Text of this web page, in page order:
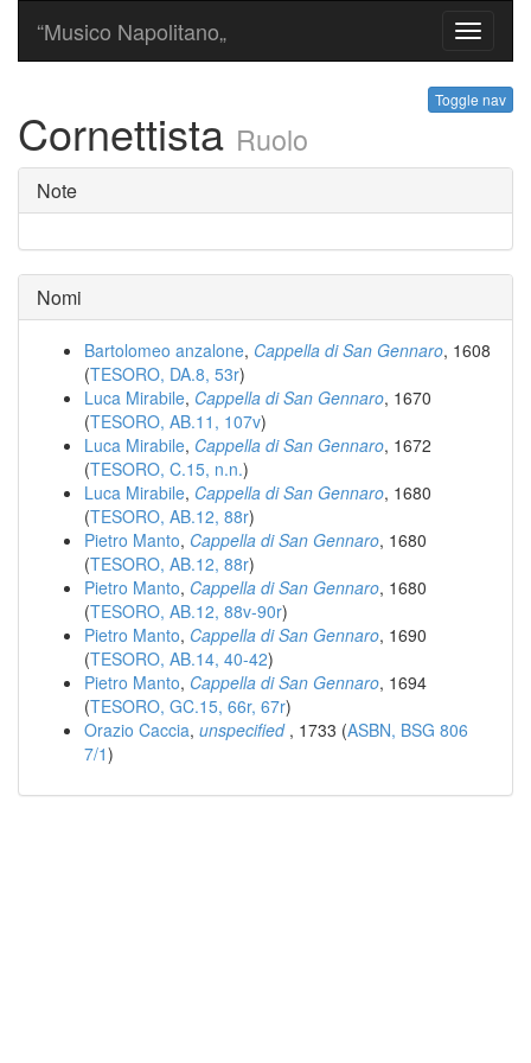
Toggle
“Musico Napolitano„
Toggle nav
Cornettista Ruolo
Note
Nomi
Bartolomeo anzalone, Cappella di San Gennaro, 1608
(TESORO, DA.8, 53r)
Luca Mirabile, Cappella di San Gennaro, 1670
(TESORO, AB.11, 107v)
Luca Mirabile, Cappella di San Gennaro, 1672
(TESORO, C.15, n.n.)
Luca Mirabile, Cappella di San Gennaro, 1680
(TESORO, AB.12, 88r)
Pietro Manto, Cappella di San Gennaro, 1680
(TESORO, AB.12, 88r)
Pietro Manto, Cappella di San Gennaro, 1680
(TESORO, AB.12, 88v-90r)
Pietro Manto, Cappella di San Gennaro, 1690
(TESORO, AB.14, 40-42)
Pietro Manto, Cappella di San Gennaro, 1694
(TESORO, GC.15, 66r, 67r)
Orazio Caccia, unspecified , 1733 (ASBN, BSG 806
7/1)